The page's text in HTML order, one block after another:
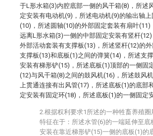
于L形水箱(3)内腔底部一侧的风干箱(8)，所述
定安装有电动机(9)，所述电动机(9)的输出轴
(10)，所述圆轴(10)的外部固定套装有扇叶(11)
远离L形水箱(3)一侧的中部固定安装有竖杆
外部活动套装有支撑板(13)，所述竖杆(12)的
支撑板(13)和底板(1)之间的弹簧(14)，所述支
安装有梯形铲(15)，所述底板(1)顶部的一侧固
(12)与风干箱(8)之间的鼓风机(16)，所述鼓风
上贯通连接有出风管(17)，所述底板(1)的底部
定安装有固定环(18)，所述底板(1)的一侧固定
2.根据权利要求1所述的一种牲畜养殖
特征在于：所述水管(6)的一端延伸至底
安装在靠近梯形铲(15)一侧的底板(1)的